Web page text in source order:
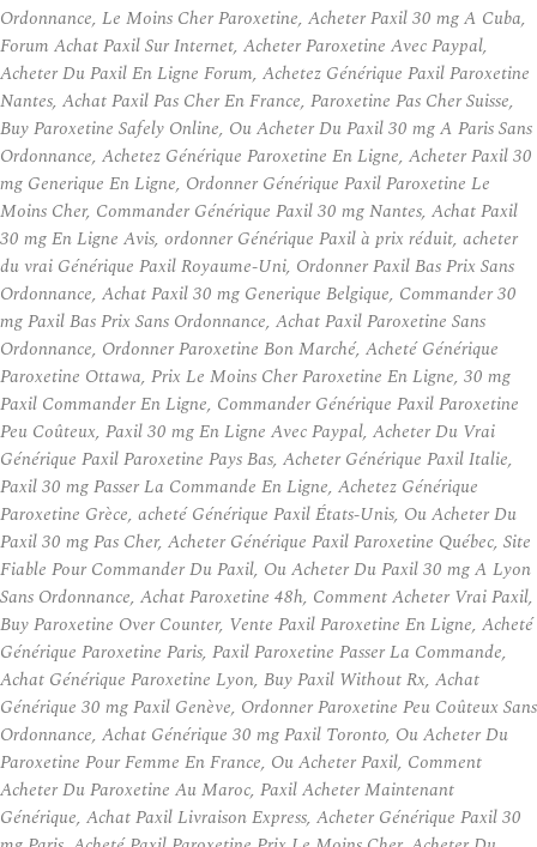
Ordonnance, Le Moins Cher Paroxetine, Acheter Paxil 30 mg A Cuba,
Forum Achat Paxil Sur Internet, Acheter Paroxetine Avec Paypal,
Acheter Du Paxil En Ligne Forum, Achetez Générique Paxil Paroxetine
Nantes, Achat Paxil Pas Cher En France, Paroxetine Pas Cher Suisse,
Buy Paroxetine Safely Online, Ou Acheter Du Paxil 30 mg A Paris Sans
Ordonnance, Achetez Générique Paroxetine En Ligne, Acheter Paxil 30
mg Generique En Ligne, Ordonner Générique Paxil Paroxetine Le
Moins Cher, Commander Générique Paxil 30 mg Nantes, Achat Paxil
30 mg En Ligne Avis, ordonner Générique Paxil à prix réduit, acheter
du vrai Générique Paxil Royaume-Uni, Ordonner Paxil Bas Prix Sans
Ordonnance, Achat Paxil 30 mg Generique Belgique, Commander 30
mg Paxil Bas Prix Sans Ordonnance, Achat Paxil Paroxetine Sans
Ordonnance, Ordonner Paroxetine Bon Marché, Acheté Générique
Paroxetine Ottawa, Prix Le Moins Cher Paroxetine En Ligne, 30 mg
Paxil Commander En Ligne, Commander Générique Paxil Paroxetine
Peu Coûteux, Paxil 30 mg En Ligne Avec Paypal, Acheter Du Vrai
Générique Paxil Paroxetine Pays Bas, Acheter Générique Paxil Italie,
Paxil 30 mg Passer La Commande En Ligne, Achetez Générique
Paroxetine Grèce, acheté Générique Paxil États-Unis, Ou Acheter Du
Paxil 30 mg Pas Cher, Acheter Générique Paxil Paroxetine Québec, Site
Fiable Pour Commander Du Paxil, Ou Acheter Du Paxil 30 mg A Lyon
Sans Ordonnance, Achat Paroxetine 48h, Comment Acheter Vrai Paxil,
Buy Paroxetine Over Counter, Vente Paxil Paroxetine En Ligne, Acheté
Générique Paroxetine Paris, Paxil Paroxetine Passer La Commande,
Achat Générique Paroxetine Lyon, Buy Paxil Without Rx, Achat
Générique 30 mg Paxil Genève, Ordonner Paroxetine Peu Coûteux Sans
Ordonnance, Achat Générique 30 mg Paxil Toronto, Ou Acheter Du
Paroxetine Pour Femme En France, Ou Acheter Paxil, Comment
Acheter Du Paroxetine Au Maroc, Paxil Acheter Maintenant
Générique, Achat Paxil Livraison Express, Acheter Générique Paxil 30